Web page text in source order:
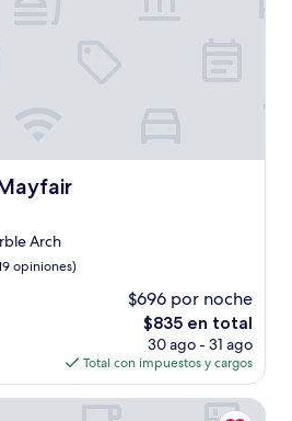
Arch
opiniones)
$696 por noche
El
precio
actual
es
de
$835 en total
30 ago - 31 ago
Total con impuestos y cargos
by Marriott